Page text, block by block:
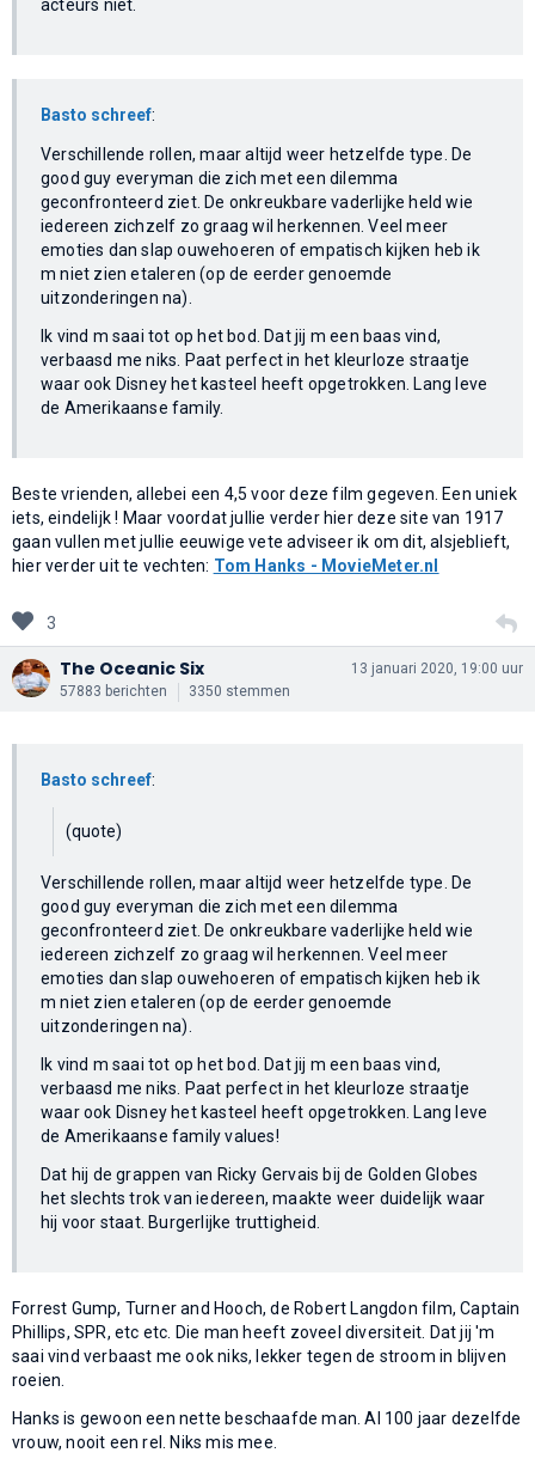
acteurs niet.
Basto schreef:
Verschillende rollen, maar altijd weer hetzelfde type. De
good guy everyman die zich met een dilemma
geconfronteerd ziet. De onkreukbare vaderlijke held wie
iedereen zichzelf zo graag wil herkennen. Veel meer
emoties dan slap ouwehoeren of empatisch kijken heb ik
m niet zien etaleren (op de eerder genoemde
uitzonderingen na).
Ik vind m saai tot op het bod. Dat jij m een baas vind,
verbaasd me niks. Paat perfect in het kleurloze straatje
waar ook Disney het kasteel heeft opgetrokken. Lang leve
de Amerikaanse family.
Beste vrienden, allebei een 4,5 voor deze film gegeven. Een uniek
iets, eindelijk ! Maar voordat jullie verder hier deze site van 1917
gaan vullen met jullie eeuwige vete adviseer ik om dit, alsjeblieft,
hier verder uit te vechten: Tom Hanks - MovieMeter.nl
3
The Oceanic Six
57883 berichten 3350 stemmen
13 januari 2020, 19:00 uur
Basto schreef:
(quote)
Verschillende rollen, maar altijd weer hetzelfde type. De
good guy everyman die zich met een dilemma
geconfronteerd ziet. De onkreukbare vaderlijke held wie
iedereen zichzelf zo graag wil herkennen. Veel meer
emoties dan slap ouwehoeren of empatisch kijken heb ik
m niet zien etaleren (op de eerder genoemde
uitzonderingen na).
Ik vind m saai tot op het bod. Dat jij m een baas vind,
verbaasd me niks. Paat perfect in het kleurloze straatje
waar ook Disney het kasteel heeft opgetrokken. Lang leve
de Amerikaanse family values!
Dat hij de grappen van Ricky Gervais bij de Golden Globes
het slechts trok van iedereen, maakte weer duidelijk waar
hij voor staat. Burgerlijke truttigheid.
Forrest Gump, Turner and Hooch, de Robert Langdon film, Captain
Phillips, SPR, etc etc. Die man heeft zoveel diversiteit. Dat jij 'm
saai vind verbaast me ook niks, lekker tegen de stroom in blijven
roeien.
Hanks is gewoon een nette beschaafde man. Al 100 jaar dezelfde
vrouw, nooit een rel. Niks mis mee.